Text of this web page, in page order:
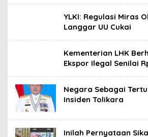
YLKI: Regulasi Miras
Langgar UU Cukai
Kementerian LHK
Ekspor Ilegal Senilai
Negara Sebagai
Insiden Tolikara
Inilah Pernyataan